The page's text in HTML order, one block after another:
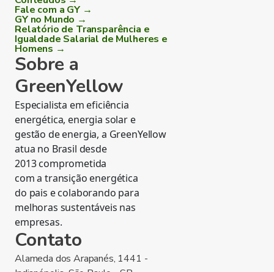
Fale com a GY →
GY no Mundo →
Relatório de Transparência e
Igualdade Salarial de Mulheres e
Homens →
Sobre a
GreenYellow
Especialista em eficiência
energética, energia solar e
gestão de energia, a GreenYellow
atua no Brasil desde
2013 comprometida
com a transição energética
do pais e colaborando para
melhoras sustentáveis nas
empresas.
Contato
Alameda dos Arapanés, 1441 -